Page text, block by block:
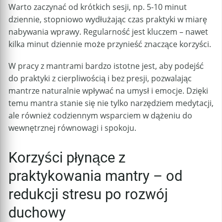
Warto zaczynać od krótkich sesji, np. 5-10 minut
dziennie, stopniowo wydłużając czas praktyki w miarę
nabywania wprawy. Regularność jest kluczem – nawet
kilka minut dziennie może przynieść znaczące korzyści.
W pracy z mantrami bardzo istotne jest, aby podejść
do praktyki z cierpliwością i bez presji, pozwalając
mantrze naturalnie wpływać na umysł i emocje. Dzięki
temu mantra stanie się nie tylko narzędziem medytacji,
ale również codziennym wsparciem w dążeniu do
wewnętrznej równowagi i spokoju.
Korzyści płynące z
praktykowania mantry – od
redukcji stresu po rozwój
duchowy